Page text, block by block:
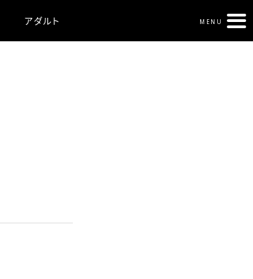
アダルト MENU